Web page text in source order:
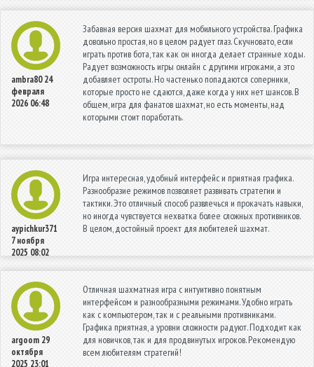
ambra80 24
февраля
2026 06:48
Забавная версия шахмат для мобильного устройства. Графика
довольно простая, но в целом радует глаз. Скучновато, если
играть против бота, так как он иногда делает странные ходы.
Радует возможность игры онлайн с другими игроками, а это
добавляет остроты. Но частенько попадаются соперники,
которые просто не сдаются, даже когда у них нет шансов. В
общем, игра для фанатов шахмат, но есть моменты, над
которыми стоит поработать.
aypichkur371
7 ноября
2025 08:02
Игра интересная, удобный интерфейс и приятная графика.
Разнообразие режимов позволяет развивать стратегии и
тактики. Это отличный способ развлечься и прокачать навыки,
но иногда чувствуется нехватка более сложных противников.
В целом, достойный проект для любителей шахмат.
argoom 29
октября
2025 23:01
Отличная шахматная игра с интуитивно понятным
интерфейсом и разнообразными режимами. Удобно играть
как с компьютером, так и с реальными противниками.
Графика приятная, а уровни сложности радуют. Подходит как
для новичков, так и для продвинутых игроков. Рекомендую
всем любителям стратегий!